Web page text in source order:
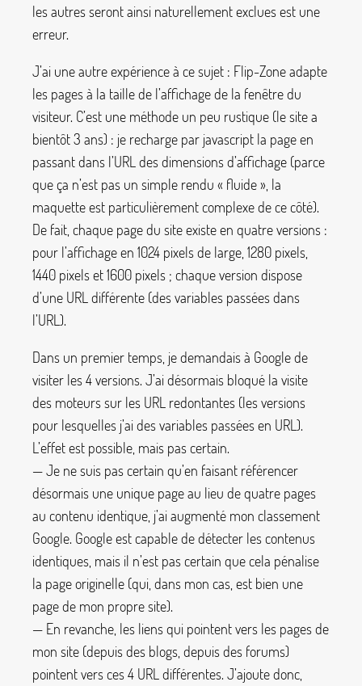
les autres seront ainsi naturellement exclues est une
erreur.
J’ai une autre expérience à ce sujet : Flip-Zone adapte
les pages à la taille de l’affichage de la fenêtre du
visiteur. C’est une méthode un peu rustique (le site a
bientôt 3 ans) : je recharge par javascript la page en
passant dans l’URL des dimensions d’affichage (parce
que ça n’est pas un simple rendu « fluide», la
maquette est particulièrement complexe de ce côté).
De fait, chaque page du site existe en quatre versions :
pour l’affichage en 1024 pixels de large, 1280 pixels,
1440 pixels et 1600 pixels ; chaque version dispose
d’une URL différente (des variables passées dans
l’URL).
Dans un premier temps, je demandais à Google de
visiter les 4 versions. J’ai désormais bloqué la visite
des moteurs sur les URL redontantes (les versions
pour lesquelles j’ai des variables passées en URL).
L’effet est possible, mais pas certain.
— Je ne suis pas certain qu’en faisant référencer
désormais une unique page au lieu de quatre pages
au contenu identique, j’ai augmenté mon classement
Google. Google est capable de détecter les contenus
identiques, mais il n’est pas certain que cela pénalise
la page originelle (qui, dans mon cas, est bien une
page de mon propre site).
— En revanche, les liens qui pointent vers les pages de
mon site (depuis des blogs, depuis des forums)
pointent vers ces 4 URL différentes. J’ajoute donc,